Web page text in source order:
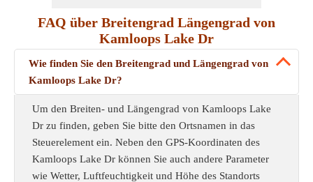
FAQ über Breitengrad Längengrad von
Kamloops Lake Dr
Wie finden Sie den Breitengrad und Längengrad von
Kamloops Lake Dr?
Um den Breiten- und Längengrad von Kamloops Lake
Dr zu finden, geben Sie bitte den Ortsnamen in das
Steuerelement ein. Neben den GPS-Koordinaten des
Kamloops Lake Dr können Sie auch andere Parameter
wie Wetter, Luftfeuchtigkeit und Höhe des Standorts